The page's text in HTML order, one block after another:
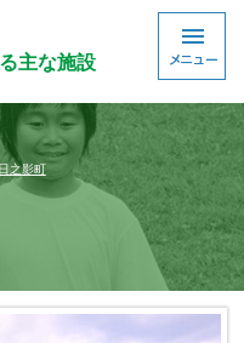
主な施設
日之影町